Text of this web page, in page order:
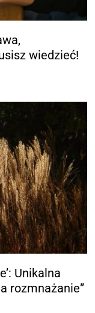
wiedzieć!
Unikalna
rozmnażanie”